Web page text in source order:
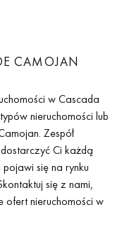
CAMOJAN
w Cascada
nieruchomości lub
Zespół
Ci każdą
się na rynku
się z nami,
ofert nieruchomości w